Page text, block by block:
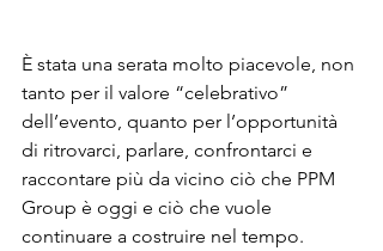
È stata una serata molto piacevole, non
tanto per il valore “celebrativo”
dell’evento, quanto per l’opportunità
di ritrovarci, parlare, confrontarci e
raccontare più da vicino ciò che PPM
Group è oggi e ciò che vuole
continuare a costruire nel tempo.